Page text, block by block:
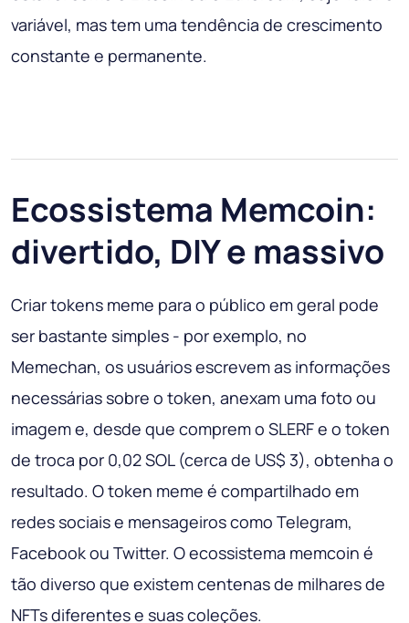
variável, mas tem uma tendência de crescimento
constante e permanente.
Ecossistema Memcoin:
divertido, DIY e massivo
Criar tokens meme para o público em geral pode
ser bastante simples - por exemplo, no
Memechan, os usuários escrevem as informações
necessárias sobre o token, anexam uma foto ou
imagem e, desde que comprem o SLERF e o token
de troca por 0,02 SOL (cerca de US$ 3), obtenha o
resultado. O token meme é compartilhado em
redes sociais e mensageiros como Telegram,
Facebook ou Twitter. O ecossistema memcoin é
tão diverso que existem centenas de milhares de
NFTs diferentes e suas coleções.